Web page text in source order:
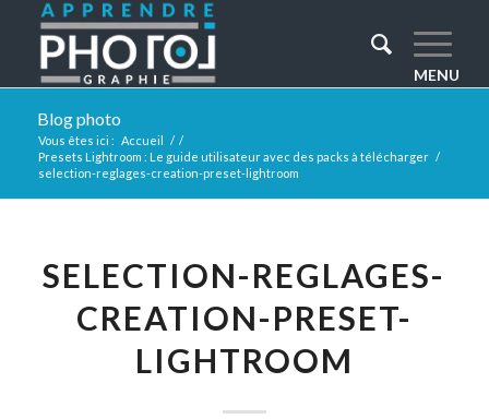
Blog photo
Vous êtes ici : Accueil / /
Presets Lightroom : Le guide utilisateur avec des packs à télécharger /
selection-reglages-creation-preset-lightroom
SELECTION-REGLAGES-
CREATION-PRESET-
LIGHTROOM